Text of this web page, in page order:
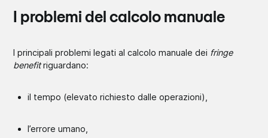
I problemi del calcolo manuale
I principali problemi legati al calcolo manuale dei fringe
benefitriguardano:
il tempo (elevato richiesto dalle operazioni),
l’errore umano,